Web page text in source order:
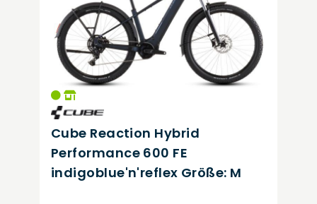
Cube Reaction Hybrid
Performance 600 FE
electricblue'n'dazzle Größe: